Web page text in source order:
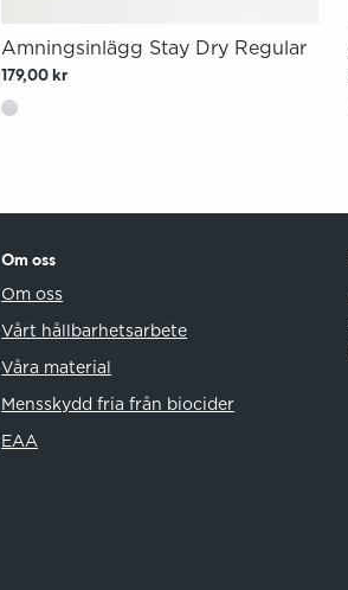
Amningsinlägg Stay Dry Regular
179,00 kr
Om oss
Om oss
Vårt hållbarhetsarbete
Våra material
Mensskydd fria från biocider
EAA